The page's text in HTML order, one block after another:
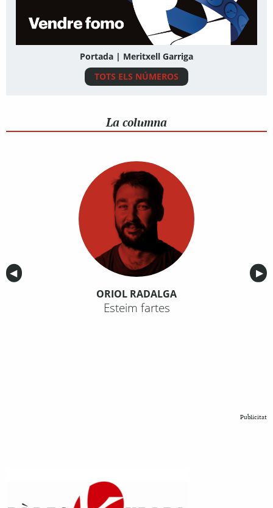
Portada | Meritxell Garriga
TOTS ELS NÚMEROS
La columna
Anterior
◀︎ ▶︎
ORIOL RADALGA
Esteim fartes
Publicitat